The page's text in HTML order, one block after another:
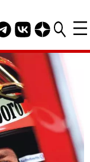
канал
Группа HELLO
Канал